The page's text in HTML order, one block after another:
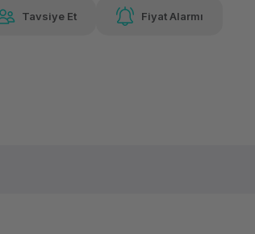
Tavsiye Et Fiyat Alarmı